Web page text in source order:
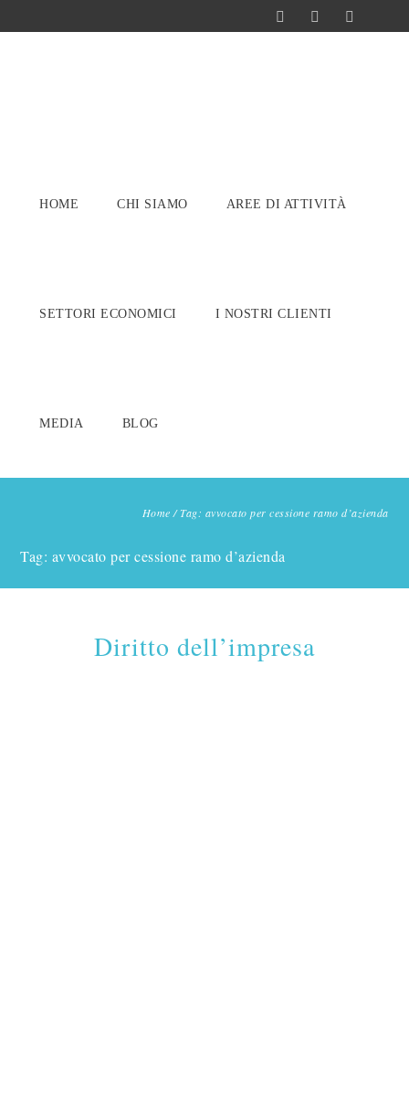
HOME CHI SIAMO AREE DI ATTIVITÀ
SETTORI ECONOMICI I NOSTRI CLIENTI
MEDIA BLOG
Home /Tag: avvocato per cessione ramo d’azienda
Tag: avvocato per cessione ramo d’azienda
Diritto dell’impresa